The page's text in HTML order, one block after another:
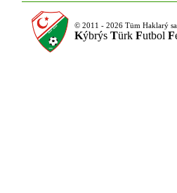
© 2011 - 2026 Tüm Haklarý
Kýbrýs Türk Futbol F